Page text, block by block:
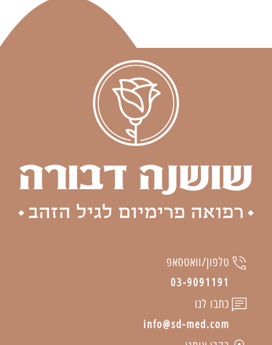
טלפון/וואטסאפ
03-9091191
כתבו לנו
info@sd-med.com